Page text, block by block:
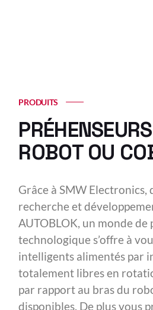
PRODUITS
ROBOT OU
Grâce à SMW Electronics,
recherche et
AUTOBLOK, un monde de
technologique s’offre à
intelligents alimentés par
totalement libres en
par rapport au bras du
disponibles. De plus vous